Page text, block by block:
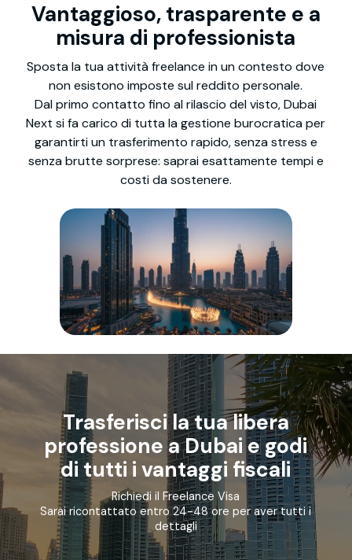
Vantaggioso, trasparente e a
misura di professionista
Sposta la tua attività freelance in un contesto dove
non esistono imposte sul reddito personale.
Dal primo contatto fino al rilascio del visto, Dubai
Next si fa carico di tutta la gestione burocratica per
garantirti un trasferimento rapido, senza stress e
senza brutte sorprese: saprai esattamente tempi e
costi da sostenere.
Trasferisci la tua libera
professione a Dubai e godi
di tutti i vantaggi fiscali
Richiedi il Freelance Visa
Sarai ricontattato entro 24-48 ore per aver tutti i
dettagli